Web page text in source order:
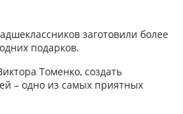
заготовили более
подарков.
Томенко, создать
– одно из самых приятных